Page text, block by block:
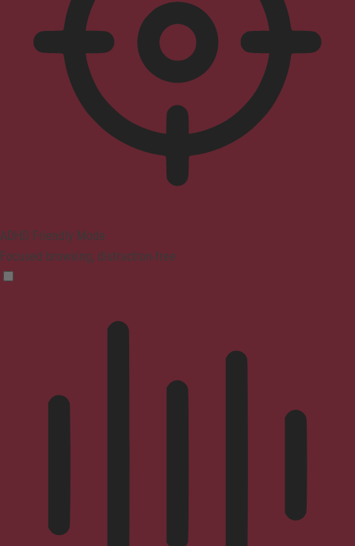
ADHD Friendly Mode
Focused browsing, distraction-free